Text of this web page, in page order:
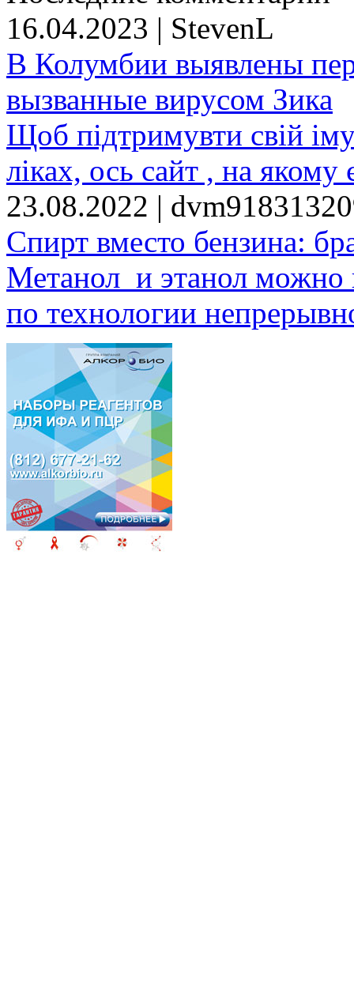
16.04.2023 | StevenL
В Колумбии выявлены
вызванные вирусом Зика
Щоб підтримувти свій
ліках, ось сайт , на якому
23.08.2022 |
Спирт вместо бензина:
Метанол и этанол можно
по технологии